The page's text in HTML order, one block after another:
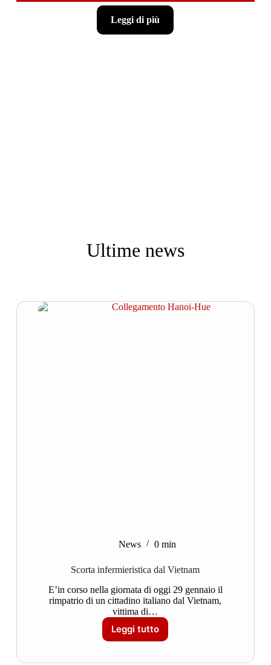
Leggi di più
Ultime news
News 0 min
Scorta infermieristica dal Vietnam
E’in corso nella giornata di oggi 29 gennaio il
rimpatrio di un cittadino italiano dal Vietnam,
vittima di…
Leggi tutto